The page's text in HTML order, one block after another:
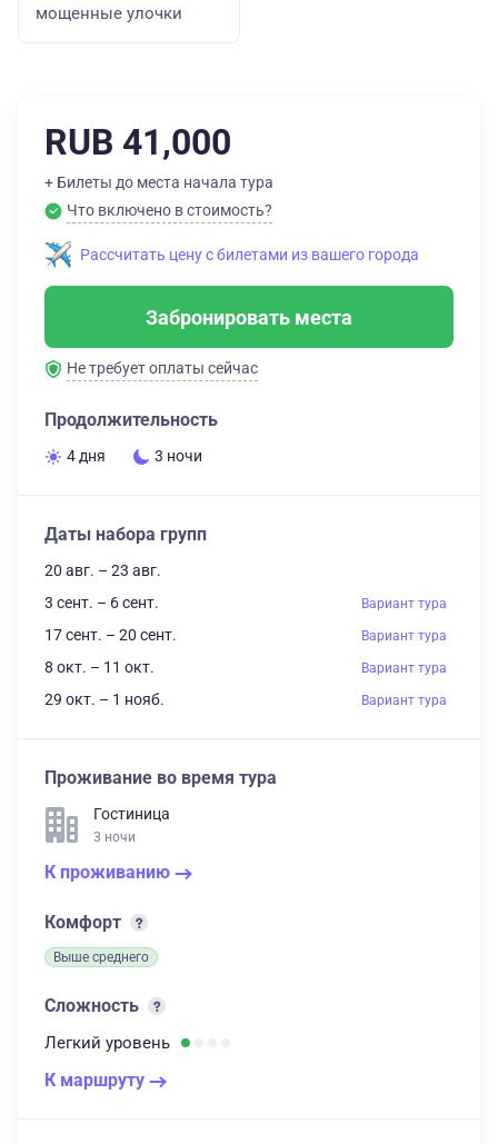
мощенные улочки
RUB 41,000
+ Билеты до места начала тура
Что включено в стоимость?
Рассчитать цену с билетами из вашего города
Забронировать места
Не требует оплаты сейчас
Продолжительность
4 дня 3 ночи
Даты набора групп
20 авг. – 23 авг.
3 сент. – 6 сент.
Вариант тура
17 сент. – 20 сент. Вариант тура
8 окт. – 11 окт. Вариант тура
29 окт. – 1 нояб. Вариант тура
Проживание во время тура
Гостиница
3 ночи
К проживанию
Комфорт
Выше среднего
Сложность
Легкий уровень
К маршруту